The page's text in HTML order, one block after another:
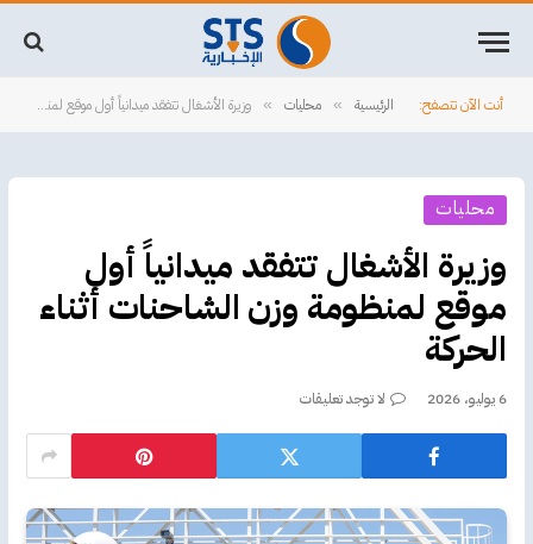
أنت الآن تتصفح: الرئيسية » محليات » وزيرة الأشغال تتفقد ميدانياً أول موقع لمنظومة وزن الشاحنات أثناء الحركة
محليات
وزيرة الأشغال تتفقد ميدانياً أول
موقع لمنظومة وزن الشاحنات أثناء
الحركة
6 يوليو، 2026 لا توجد تعليقات